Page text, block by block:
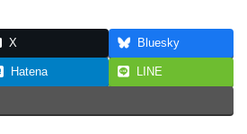
X Bluesky
Hatena LINE